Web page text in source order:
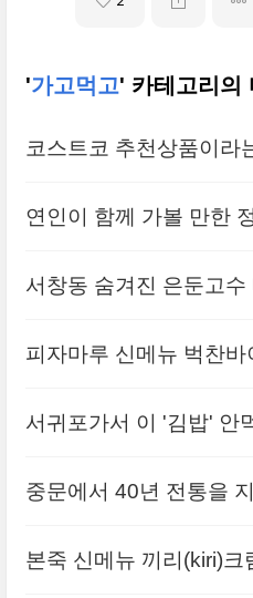
'가고먹고' 카테고리의
코스트코 추천상품이라
연인이 함께 가볼 만한
서창동 숨겨진 은둔고수
피자마루 신메뉴 벅찬
서귀포가서 이 '김밥' 안
중문에서 40년 전통을
본죽 신메뉴 끼리(kiri)